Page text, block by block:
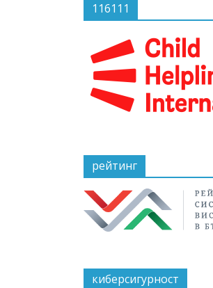
116111
рейтинг
киберсигурност